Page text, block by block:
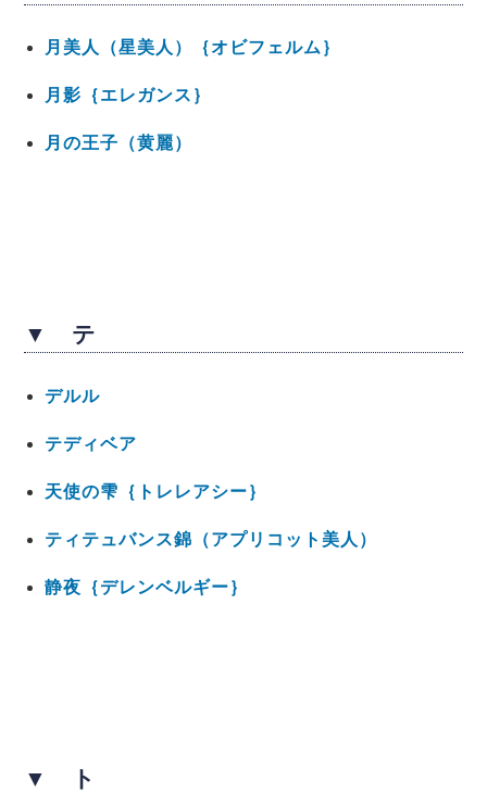
月美人（星美人）｛オビフェルム｝
月影｛エレガンス｝
月の王子（黄麗）
▼ テ
デルル
テディベア
天使の雫｛トレレアシー｝
ティテュバンス錦（アプリコット美人）
静夜｛デレンベルギー｝
▼ ト